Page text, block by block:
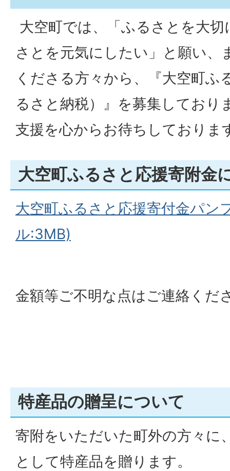
大空町では、「ふるさとを大
さとを元気にしたい」と願い、
くださる方々から、『大空町ふ
るさと納税）』を募集しており
支援を心からお待ちしておりま
大空町ふるさと応援寄附金
大空町ふるさと応援寄付金パン
ル:3MB)
金額等ご不明な点はご連絡くだ
特産品の贈呈について
寄附をいただいた町外の方々に
として特産品を贈ります。